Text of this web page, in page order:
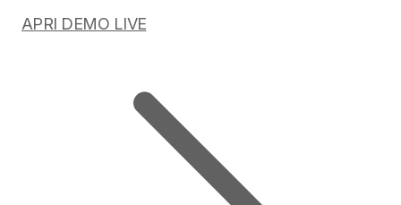
APRI DEMO LIVE